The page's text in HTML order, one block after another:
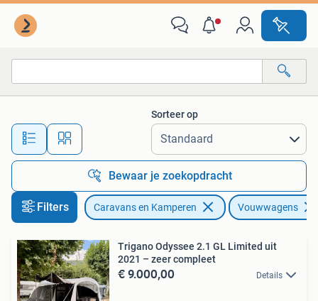
Alle afstanden…
Sorteer op
Bewaar je zoekopdracht
Filters Caravans en Kamperen Vouwwagens
Trigano Odyssee 2.1 GL Limited uit
2021 – zeer compleet
€ 9.000,00 Details